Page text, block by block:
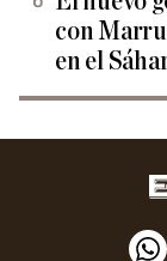
con
en el